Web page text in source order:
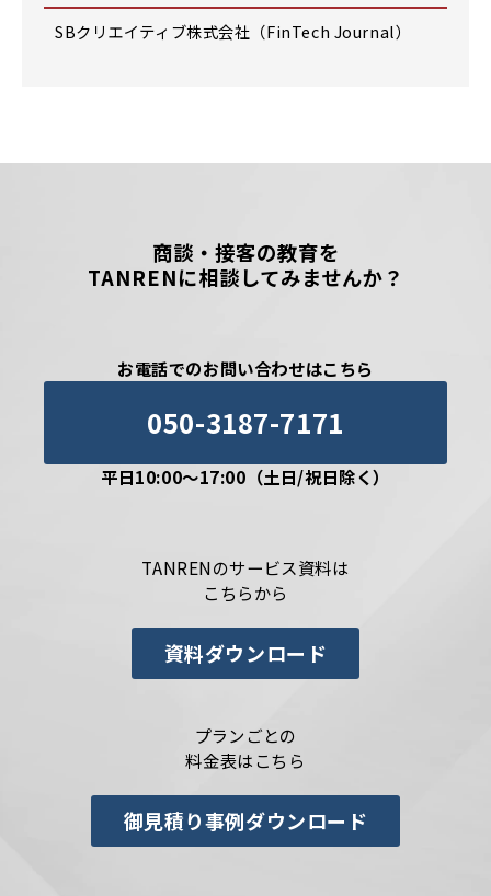
SBクリエイティブ株式会社（FinTech Journal）
商談・接客の教育を
TANRENに相談してみませんか？
お電話でのお問い合わせはこちら
050-3187-7171
平日10:00〜17:00（土日/祝日除く）
TANRENのサービス資料は
こちらから
資料ダウンロード
プランごとの
料金表はこちら
御見積り事例ダウンロード